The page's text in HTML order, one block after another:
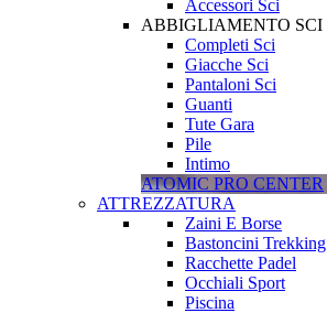
Accessori Sci
ABBIGLIAMENTO SCI
Completi Sci
Giacche Sci
Pantaloni Sci
Guanti
Tute Gara
Pile
Intimo
ATOMIC PRO CENTER
ATTREZZATURA
Zaini E Borse
Bastoncini Trekking
Racchette Padel
Occhiali Sport
Piscina